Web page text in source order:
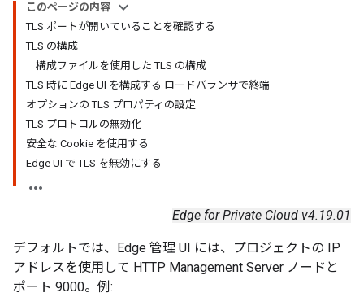
このページの内容
TLS ポートが開いていることを確認する
TLS の構成
構成ファイルを使用した TLS の構成
TLS 時に Edge UI を構成する ロードバランサで終端
オプションの TLS プロパティの設定
TLS プロトコルの無効化
安全な Cookie を使用する
Edge UI で TLS を無効にする
Edge for Private Cloud v4.19.01
デフォルトでは、Edge 管理 UI には、プロジェクトの IP
アドレスを使用して HTTP Management Server ノードと
ポート 9000。例: